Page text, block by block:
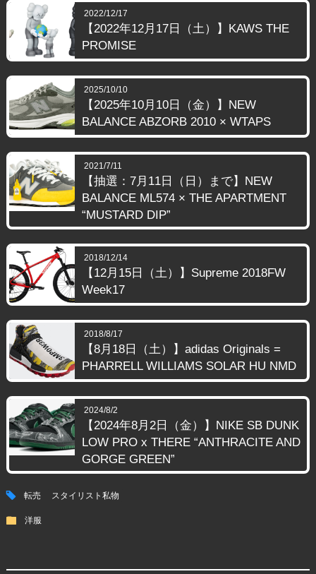
2022/12/17
【2022年12月17日（土）】KAWS THE
PROMISE
2025/10/10
【2025年10月10日（金）】NEW
BALANCE ABZORB 2010 × WTAPS
2021/7/11
【抽選：7月11日（日）まで】NEW
BALANCE ML574 × THE APARTMENT
“MUSTARD DIP”
2018/12/14
【12月15日（土）】Supreme 2018FW
Week17
2018/8/17
【8月18日（土）】adidas Originals =
PHARRELL WILLIAMS SOLAR HU NMD
2024/8/2
【2024年8月2日（金）】NIKE SB DUNK
LOW PRO x THERE “ANTHRACITE AND
GORGE GREEN”
tag 転売 スタイリスト私物
folder 洋服